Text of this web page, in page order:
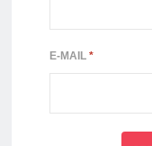
E-MAIL *